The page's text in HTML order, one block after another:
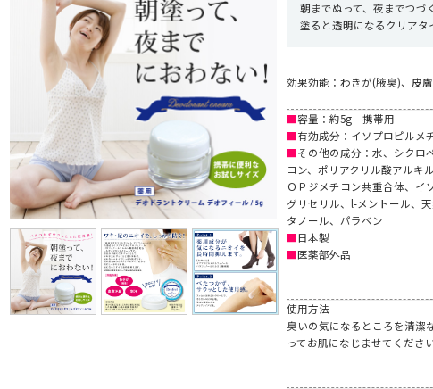
朝までぬって、夜までつづ
塗ると透明になるクリアタ
効果効能：わきが(腋臭)、皮
■容量：約5g 携帯用
■有効成分：イソプロピルメ
■その他の成分：水、シクロ
コン、ポリアクリル酸アルキ
ＯＰジメチコン共重合体、イ
グリセリル、l-メントール、
タノール、パラベン
■日本製
■医薬部外品
使用方法
臭いの気になるところを清潔
ってお肌になじませてください